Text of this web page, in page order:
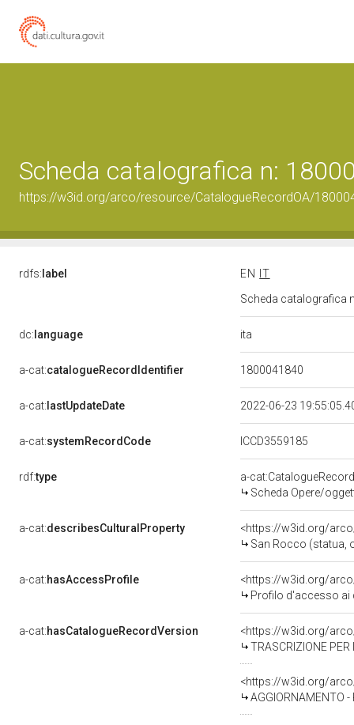
Scheda catalografica n:
https://w3id.org/arco/resource/CatalogueRecordOA/
rdfs: label EN
IT
Scheda catalografica
dc: language ita
a-cat:catalogueRecordIdentifier 1800041840
a-cat: lastUpdateDate 2022-06-23
a-cat:systemRecordCode ICCD3559185
rdf:type
a-
Scheda Opere/
a-cat:describesCulturalProperty
<https://w3id.org/
San Rocco (statua,
a-cat:hasAccessProfile
<https://w3id.org/
Profilo d'accesso ai
a-cat:hasCatalogueRecordVersion
<https://w3id.org/
TRASCRIZIONE
<https://w3id.org/
AGGIORNAMENTO